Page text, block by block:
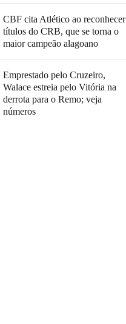
CBF cita Atlético ao reconhecer
títulos do CRB, que se torna o
maior campeão alagoano
Emprestado pelo Cruzeiro,
Walace estreia pelo Vitória na
derrota para o Remo; veja
números